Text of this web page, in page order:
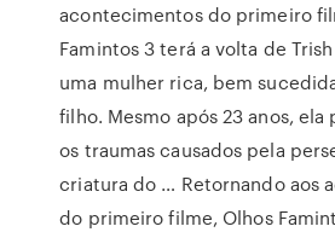
acontecimentos do primeiro
Famintos 3 terá a volta de
uma mulher rica, bem
filho. Mesmo após 23 anos,
os traumas causados pela
criatura do … Retornando aos
do primeiro filme, Olhos